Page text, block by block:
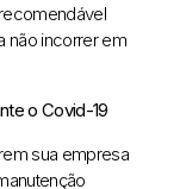
não incorrer em
o Covid-19
sua empresa